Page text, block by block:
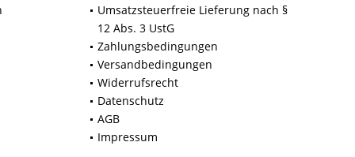
Umsatzsteuerfreie Lieferung nach §
12 Abs. 3 UstG
Zahlungsbedingungen
Versandbedingungen
Widerrufsrecht
Datenschutz
AGB
Impressum